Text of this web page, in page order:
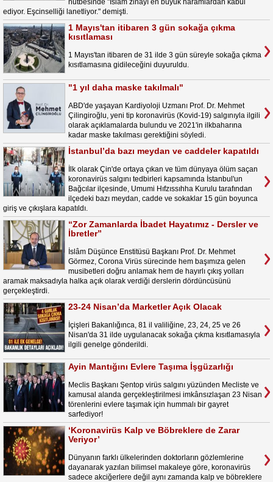
hutbesinde "İslam zinayı en büyük haramlardan kabul
ediyor. Eşcinselliği lanetliyor." demişti.
1 Mayıs'tan itibaren 3 gün sokağa çıkma
kısıtlaması
1 Mayıs'tan itibaren de 31 ilde 3 gün süreyle sokağa çıkma
kısıtlamasına gidileceğini duyuruldu.
"1 yıl daha maske takılmalı"
ABD'de yaşayan Kardiyoloji Uzmanı Prof. Dr. Mehmet
Çilingiroğlu, yeni tip koronavirüs (Kovid-19) salgınıyla ilgili
olarak açıklamalarda bulundu ve 2021'in ilkbaharına
kadar maske takılması gerektiğini söyledi.
İstanbul’da bazı meydan ve caddeler kapatıldı
İlk olarak Çin'de ortaya çıkan ve tüm dünyaya ölüm saçan
koronavirüs salgını tedbirleri kapsamında İstanbul'un
Bağcılar ilçesinde, Umumi Hıfzıssıhha Kurulu tarafından
ilçedeki bazı meydan, cadde ve sokaklar 15 gün boyunca
giriş ve çıkışlara kapatıldı.
“Zor Zamanlarda İbadet Hayatımız - Dersler ve
İbretler”
İslâm Düşünce Enstitüsü Başkanı Prof. Dr. Mehmet
Görmez, Corona Virüs sürecinde hem başımıza gelen
musibetleri doğru anlamak hem de hayırlı çıkış yolları
aramak maksadıyla halka açık olarak verdiği derslerin dördüncüsünü
gerçekleştirdi.
23-24 Nisan’da Marketler Açık Olacak
İçişleri Bakanlığınca, 81 il valiliğine, 23, 24, 25 ve 26
Nisan'da 31 ilde uygulanacak sokağa çıkma kısıtlamasıyla
ilgili genelge gönderildi.
Ayin Mantığını Evlere Taşıma İşgüzarlığı
Meclis Başkanı Şentop virüs salgını yüzünden Mecliste ve
kamusal alanda gerçekleştirilmesi imkânsızlaşan 23 Nisan
törenlerini evlere taşımak için hummalı bir gayret
sarfediyor!
‘Koronavirüs Kalp ve Böbreklere de Zarar
Veriyor’
Dünyanın farklı ülkelerinden doktorların gözlemlerine
dayanarak yazılan bilimsel makaleye göre, koronavirüs
sadece akciğerlere değil aynı zamanda kalp ve böbreklere